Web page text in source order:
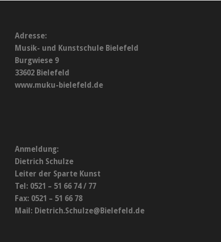
Adresse:
Musik- und Kunstschule Bielefeld
Burgwiese 9
33602 Bielefeld
www.muku-bielefeld.de
Anmeldung:
Dietrich Schulze
Leiter der Sparte Kunst
Tel: 0521 – 51 66 74 / 77
Fax: 0521 – 51 66 78
Mail: Dietrich.Schulze@Bielefeld.de